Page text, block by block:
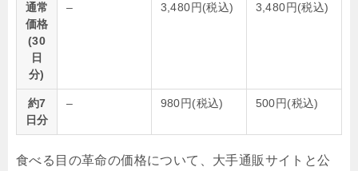
通常
価格
(30
日
分)
– 3,480円(税込) 3,480円(税込)
約7
日分
– 980円(税込) 500円(税込)
食べる目の革命の価格について、大手通販サイトと公